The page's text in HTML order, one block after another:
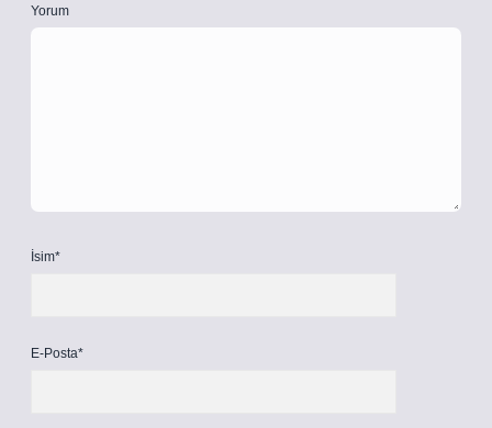
Yorum
İsim*
E-Posta*